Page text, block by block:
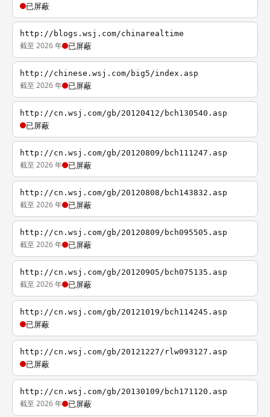
已屏蔽
http://blogs.wsj.com/chinarealtime
截至 2026 年 已屏蔽
http://chinese.wsj.com/big5/index.asp
截至 2026 年 已屏蔽
http://cn.wsj.com/gb/20120412/bch130540.asp
已屏蔽
http://cn.wsj.com/gb/20120809/bch111247.asp
截至 2026 年 已屏蔽
http://cn.wsj.com/gb/20120808/bch143832.asp
截至 2026 年 已屏蔽
http://cn.wsj.com/gb/20120809/bch095505.asp
截至 2026 年 已屏蔽
http://cn.wsj.com/gb/20120905/bch075135.asp
截至 2026 年 已屏蔽
http://cn.wsj.com/gb/20121019/bch114245.asp
已屏蔽
http://cn.wsj.com/gb/20121227/rlw093127.asp
已屏蔽
http://cn.wsj.com/gb/20130109/bch171120.asp
截至 2026 年 已屏蔽